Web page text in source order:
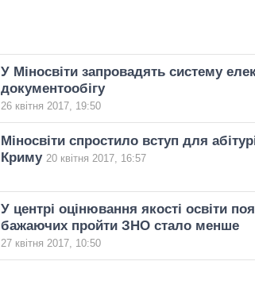
У Міносвіти запровадять систему
документообігу
26 квітня 2017, 19:50
Міносвіти спростило вступ для
Криму 20 квітня 2017, 16:57
У центрі оцінювання якості освіти
бажаючих пройти ЗНО стало менше
27 квітня 2017, 10:50